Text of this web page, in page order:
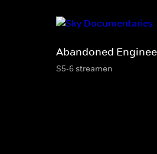
Abandoned
S5-6 streamen